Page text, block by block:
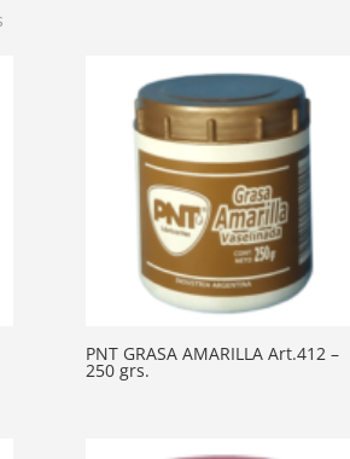
PNT GRASA AMARILLA Art.412 –
250 grs.